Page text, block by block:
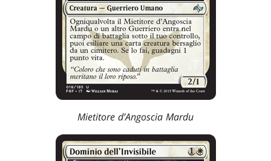
Mietitore d’Angoscia Mardu